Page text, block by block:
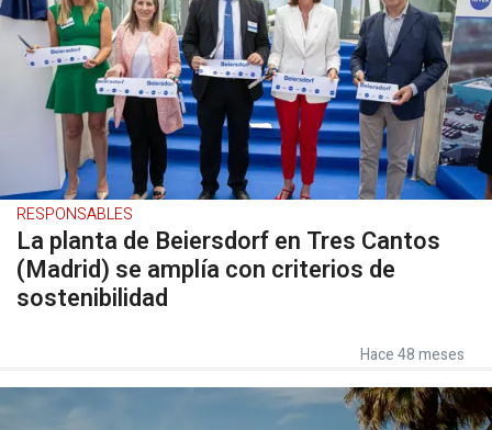
RESPONSABLES
La planta de Beiersdorf en Tres Cantos
(Madrid) se amplía con criterios de
sostenibilidad
Hace 48 meses